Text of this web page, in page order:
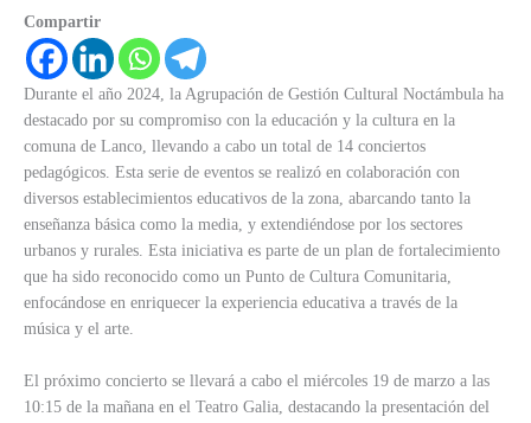
Compartir
Durante el año 2024, la Agrupación de Gestión Cultural Noctámbula ha
destacado por su compromiso con la educación y la cultura en la
comuna de Lanco, llevando a cabo un total de 14 conciertos
pedagógicos. Esta serie de eventos se realizó en colaboración con
diversos establecimientos educativos de la zona, abarcando tanto la
enseñanza básica como la media, y extendiéndose por los sectores
urbanos y rurales. Esta iniciativa es parte de un plan de fortalecimiento
que ha sido reconocido como un Punto de Cultura Comunitaria,
enfocándose en enriquecer la experiencia educativa a través de la
música y el arte.
El próximo concierto se llevará a cabo el miércoles 19 de marzo a las
10:15 de la mañana en el Teatro Galia, destacando la presentación del